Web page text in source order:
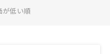
が低い順